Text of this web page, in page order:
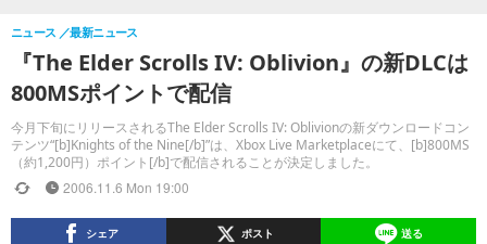
『The Elder Scrolls IV: Oblivion』の新DLCは
800MSポイントで配信
今月下旬にリリースされるThe Elder Scrolls IV: Oblivionの新ダウンロードコン
テンツ“[b]Knights of the Nine[/b]”は、Xbox Live Marketplaceにて、[b]800MS
（約1,200円）ポイント[/b]で配信されることが決定しました。
ニュース 最新ニュース
2006.11.6 Mon 19:00
シェア ポスト 送る